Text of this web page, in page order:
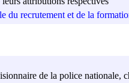
du recrutement et de la
de la police nationale,